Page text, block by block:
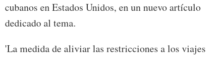
cubanos en Estados Unidos, en un nuevo artículo
dedicado al tema.
'La medida de aliviar las restricciones a los viajes